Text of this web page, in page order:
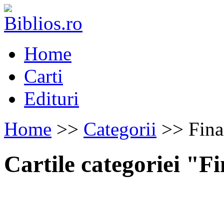
Home
Carti
Edituri
Home >> Categorii >>
Cartile categoriei